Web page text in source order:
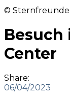
© Sternfreunde
Besuch
Center
Share:
06/04/2023